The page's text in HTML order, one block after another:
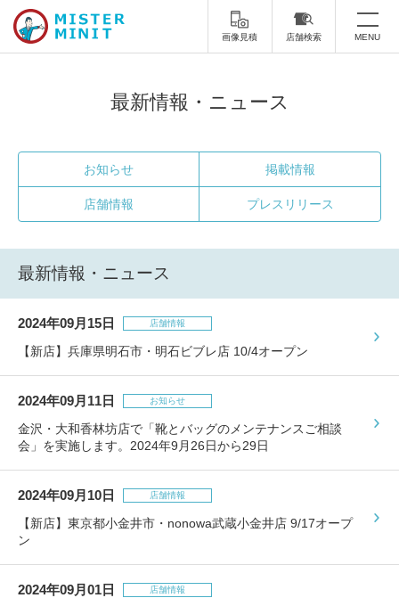
画像見積 店舗検索 MENU
修理サービス・料金
スーツケース修理
カバンの修理
傘修理
包丁研ぎ
店舗を探す
オンライン修理見積もりサービス（配送修理）
よくあるご質問
最新情報・ニュース
お知らせ 掲載情報
店舗情報 プレスリリース
最新情報・ニュース
2024年09月15日 店舗情報
【新店】兵庫県明石市・明石ビブレ店 10/4オープン
2024年09月11日 お知らせ
金沢・大和香林坊店で「靴とバッグのメンテナンスご相談
会」を実施します。2024年9月26日から29日
2024年09月10日 店舗情報
【新店】東京都小金井市・nonowa武蔵小金井店 9/17オープ
ン
2024年09月01日 店舗情報